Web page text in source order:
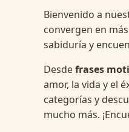
Bienvenido a
convergen en
sabiduría y
Desdefrases
amor, la vida y el
categorías y
mucho más.